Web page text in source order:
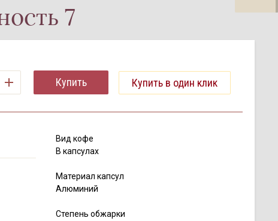
7
Купить Купить в один клик
Вид кофе
В капсулах
Материал капсул
Алюминий
Степень обжарки